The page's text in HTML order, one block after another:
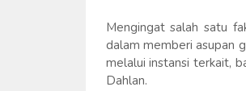
Mengingat salah satu
dalam memberi asupan
melalui instansi terkait,
Dahlan.